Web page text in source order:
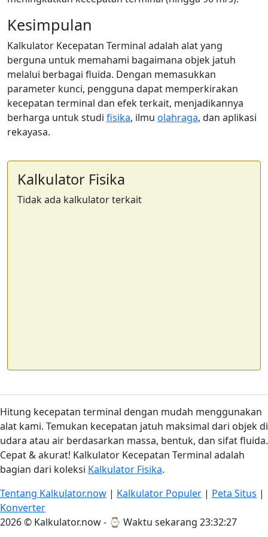
Kesimpulan
Kalkulator Kecepatan Terminal adalah alat yang
berguna untuk memahami bagaimana objek jatuh
melalui berbagai fluida. Dengan memasukkan
parameter kunci, pengguna dapat memperkirakan
kecepatan terminal dan efek terkait, menjadikannya
berharga untuk studi fisika, ilmu olahraga, dan aplikasi
rekayasa.
Kalkulator Fisika
Tidak ada kalkulator terkait
Hitung kecepatan terminal dengan mudah menggunakan
alat kami. Temukan kecepatan jatuh maksimal dari objek di
udara atau air berdasarkan massa, bentuk, dan sifat fluida.
Cepat & akurat! Kalkulator Kecepatan Terminal adalah
bagian dari koleksi Kalkulator Fisika.
Tentang Kalkulator.now | Kalkulator Populer | Peta Situs |
Konverter
2026 © Kalkulator.now - ⌚ Waktu sekarang 23:32:27